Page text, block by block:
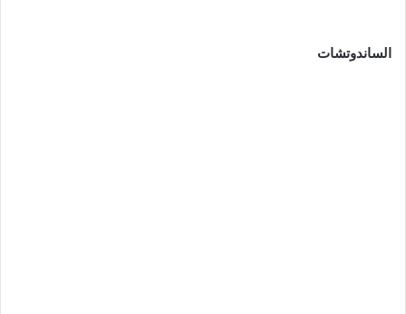
الساندوتشات